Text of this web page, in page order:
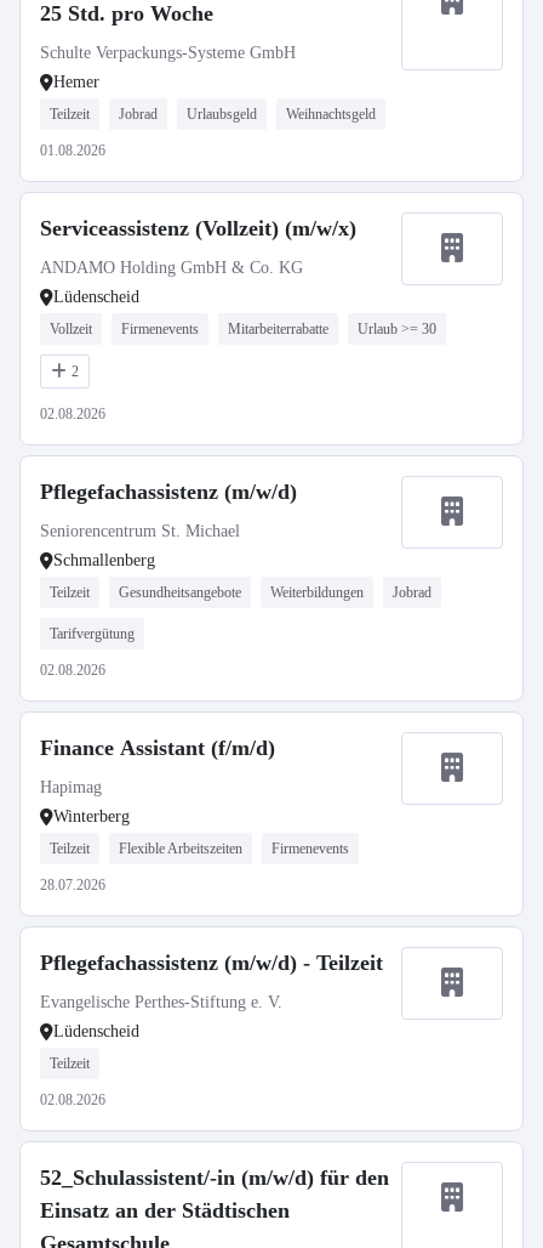
25 Std. pro Woche
Schulte Verpackungs-Systeme GmbH
Hemer
Teilzeit Jobrad Urlaubsgeld Weihnachtsgeld
01.08.2026
Serviceassistenz (Vollzeit) (m/w/x)
ANDAMO Holding GmbH & Co. KG
Lüdenscheid
Vollzeit Firmenevents Mitarbeiterrabatte Urlaub >= 30
2
02.08.2026
Pflegefachassistenz (m/w/d)
Seniorencentrum St. Michael
Schmallenberg
Teilzeit Gesundheitsangebote Weiterbildungen Jobrad
Tarifvergütung
02.08.2026
Finance Assistant (f/m/d)
Hapimag
Winterberg
Teilzeit Flexible Arbeitszeiten Firmenevents
28.07.2026
Pflegefachassistenz (m/w/d) - Teilzeit
Evangelische Perthes-Stiftung e. V.
Lüdenscheid
Teilzeit
02.08.2026
52_Schulassistent/-in (m/w/d) für den
Einsatz an der Städtischen
Gesamtschule